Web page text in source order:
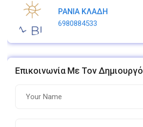
ΡΑΝΙΑ ΚΛΑΔΗ
6980884533
Επικοινωνία Με Τον Δημιουργό